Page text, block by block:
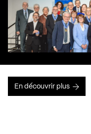
En découvrir plus